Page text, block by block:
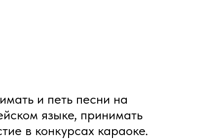
и петь песни на
языке, принимать
в конкурсах караоке.